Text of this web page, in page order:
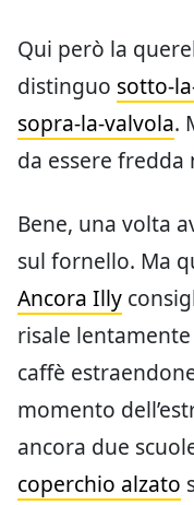
Qui però la
distinguo sotto-
sopra-la-valvola.
da essere fredda
Bene, una volta
sul fornello. Ma
Ancora Illy
risale
caffè
momento
ancora due
coperchio alzato